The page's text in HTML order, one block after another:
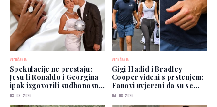
VJENČANJA
Spekulacije ne prestaju:
Jesu li Ronaldo i Georgina
ipak izgovorili sudbonosno
"da"?
03. 08. 2026.
VJENČANJA
Gigi Hadid i Bradley
Cooper viđeni s prstenjem:
Fanovi uvjereni da su se
vjenčali
04. 08. 2026.